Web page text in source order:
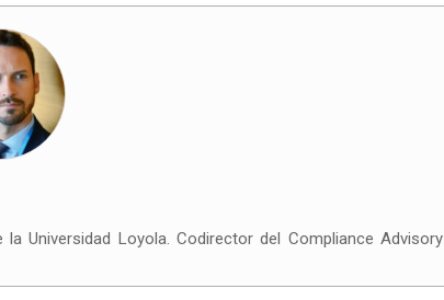
Universidad Loyola. Codirector del Compliance Advisory